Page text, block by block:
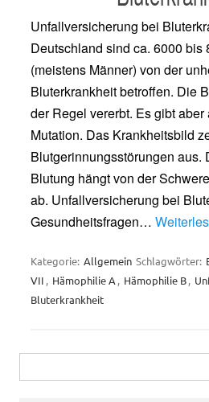
Unfallversicherung bei
Deutschland sind ca. 6000 bis
(meistens Männer) von der
Bluterkrankheit betroffen. Die
der Regel vererbt. Es gibt
Mutation. Das Krankheitsbild
Blutgerinnungsstörungen aus.
Blutung hängt von der
ab. Unfallversicherung bei
Gesundheitsfragen…
Kategorie: Allgemein Schlagwörter:
VII , Hämophilie A , Hämophilie B,
Bluterkrankheit
nach: